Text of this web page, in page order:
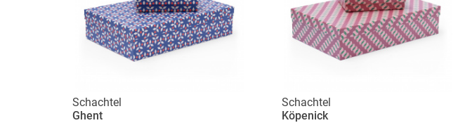
Schachtel
Ghent
Schachtel
Köpenick